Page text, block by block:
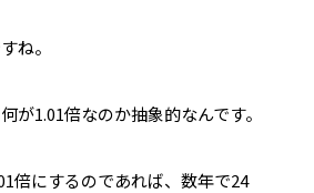
ね。
が1.01倍なのか抽象的なんです。
倍にするのであれば、数年で24